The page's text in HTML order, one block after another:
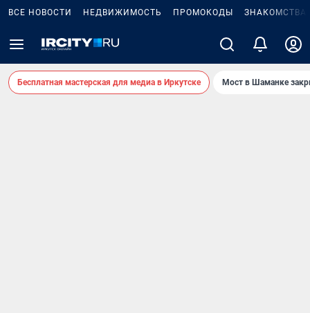
ВСЕ НОВОСТИ НЕДВИЖИМОСТЬ ПРОМОКОДЫ ЗНАКОМСТВА
Бесплатная мастерская для медиа в Иркутске Мост в Шаманке